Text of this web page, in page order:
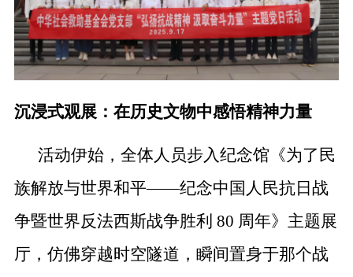
沉浸式观展：在历史文物中感悟精神力量
活动伊始，全体人员步入纪念馆《为了民
族解放与世界和平——纪念中国人民抗日战
争暨世界反法西斯战争胜利 80 周年》主题展
厅，仿佛穿越时空隧道，瞬间置身于那个战